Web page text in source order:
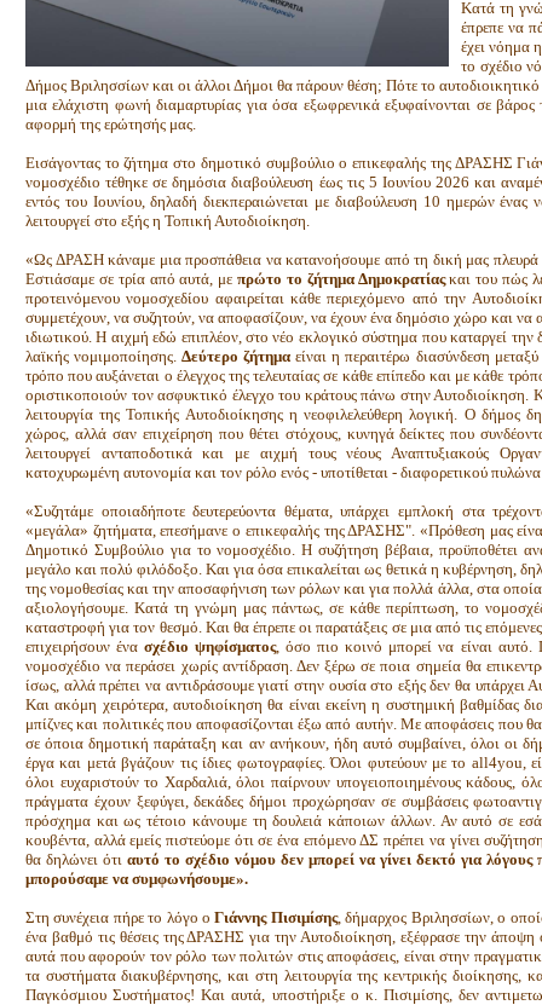
Κατά τη
έπρεπε να
έχει νόημα
το σχέδιο
Δήμος Βριλησσίων και οι άλλοι Δήμοι θα πάρουν θέση; Πότε το
μια ελάχιστη φωνή διαμαρτυρίας για όσα εξωφρενικά εξυφαίνονται σε
αφορμή της ερώτησής μας.
Εισάγοντας το ζήτημα στο δημοτικό συμβούλιο ο επικεφαλής της ΔΡΑΣΗΣ
νομοσχέδιο τέθηκε σε δημόσια διαβούλευση έως τις 5 Ιουνίου 2026 και
εντός του Ιουνίου, δηλαδή διεκπεραιώνεται με διαβούλευση 10 ημερών
λειτουργεί στο εξής η Τοπική Αυτοδιοίκηση.
«Ως ΔΡΑΣΗ κάναμε μια προσπάθεια να κατανοήσουμε από τη δική μας πλευρά
Εστιάσαμε σε τρία από αυτά, με πρώτο το ζήτημα Δημοκρατίαςκαι του πώς
προτεινόμενου νομοσχεδίου αφαιρείται κάθε περιεχόμενο από την
συμμετέχουν, να συζητούν, να αποφασίζουν, να έχουν ένα δημόσιο χώρο και να
ιδιωτικού. Η αιχμή εδώ επιπλέον, στο νέο εκλογικό σύστημα που καταργεί την
λαϊκής νομιμοποίησης.Δεύτερο ζήτημα είναι η περαιτέρω διασύνδεση
τρόπο που αυξάνεται ο έλεγχος της τελευταίας σε κάθε επίπεδο και με κάθε
οριστικοποιούν τον ασφυκτικό έλεγχο του κράτους πάνω στην Αυτοδιοίκηση.
λειτουργία της Τοπικής Αυτοδιοίκησης η νεοφιλελεύθερη λογική. Ο δήμος
χώρος, αλλά σαν επιχείρηση που θέτει στόχους, κυνηγά δείκτες που
λειτουργεί ανταποδοτικά και με αιχμή τους νέους Αναπτυξιακούς
κατοχυρωμένη αυτονομία και τον ρόλο ενός - υποτίθεται - διαφορετικού
«Συζητάμε οποιαδήποτε δευτερεύοντα θέματα, υπάρχει εμπλοκή στα
«μεγάλα» ζητήματα, επεσήμανε ο επικεφαλής της ΔΡΑΣΗΣ". «Πρόθεση μας
Δημοτικό Συμβούλιο για το νομοσχέδιο. Η συζήτηση βέβαια, προϋποθέτει
μεγάλο και πολύ φιλόδοξο. Και για όσα επικαλείται ως θετικά η κυβέρνηση,
της νομοθεσίας και την αποσαφήνιση των ρόλων και για πολλά άλλα, στα
αξιολογήσουμε. Κατά τη γνώμη μας πάντως, σε κάθε περίπτωση, το
καταστροφή για τον θεσμό. Και θα έπρεπε οι παρατάξεις σε μια από τις
επιχειρήσουν ένασχέδιο ψηφίσματος, όσο πιο κοινό μπορεί να είναι αυτό.
νομοσχέδιο να περάσει χωρίς αντίδραση. Δεν ξέρω σε ποια σημεία θα
ίσως, αλλά πρέπει να αντιδράσουμε γιατί στην ουσία στο εξής δεν θα υπάρχει
Και ακόμη χειρότερα, αυτοδιοίκηση θα είναι εκείνη η συστημική βαθμίδας
μπίζνες και πολιτικές που αποφασίζονται έξω από αυτήν. Με αποφάσεις που
σε όποια δημοτική παράταξη και αν ανήκουν, ήδη αυτό συμβαίνει, όλοι οι
έργα και μετά βγάζουν τις ίδιες φωτογραφίες. Όλοι φυτεύουν με το all4you,
όλοι ευχαριστούν το Χαρδαλιά, όλοι παίρνουν υπογειοποιημένους κάδους,
πράγματα έχουν ξεφύγει, δεκάδες δήμοι προχώρησαν σε συμβάσεις
πρόσχημα και ως τέτοιο κάνουμε τη δουλειά κάποιων άλλων. Αν αυτό σε
κουβέντα, αλλά εμείς πιστεύομε ότι σε ένα επόμενο ΔΣ πρέπει να γίνει
θα δηλώνει ότι αυτό το σχέδιο νόμου δεν μπορεί να γίνει δεκτό για
μπορούσαμε να συμφωνήσουμε».
Στη συνέχεια πήρε το λόγο οΓιάννης Πισιμίσης, δήμαρχος Βριλησσίων, ο
ένα βαθμό τις θέσεις της ΔΡΑΣΗΣ για την Αυτοδιοίκηση, εξέφρασε την
αυτά που αφορούν τον ρόλο των πολιτών στις αποφάσεις, είναι στην
τα συστήματα διακυβέρνησης, και στη λειτουργία της κεντρικής
Παγκόσμιου Συστήματος! Και αυτά, υποστήριξε ο κ. Πισιμίσης, δεν